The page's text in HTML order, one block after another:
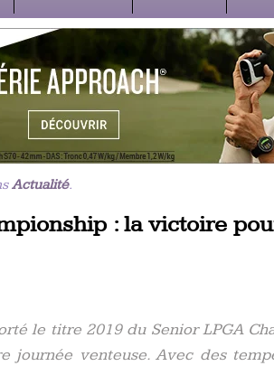
Actualité.
: la victoire
le titre 2019 du Senior LPGA
journée venteuse. Avec des